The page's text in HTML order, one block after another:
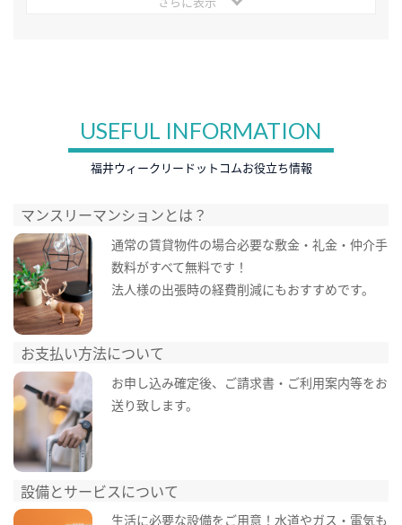
USEFUL INFORMATION
福井ウィークリードットコムお役立ち情報
マンスリーマンションとは？
通常の賃貸物件の場合必要な敷金・礼金・仲介手
数料がすべて無料です！
法人様の出張時の経費削減にもおすすめです。
お支払い方法について
お申し込み確定後、ご請求書・ご利用案内等をお
送り致します。
設備とサービスについて
生活に必要な設備をご用意！水道やガス・電気も